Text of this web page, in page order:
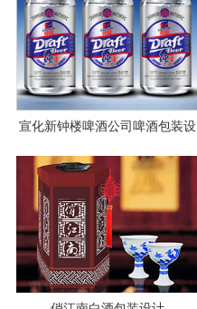
宣化新钟楼啤酒公司啤酒包装设